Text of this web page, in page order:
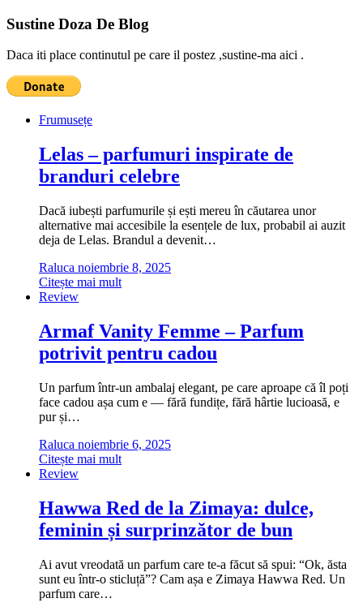
Sustine Doza De Blog
Daca iti place continutul pe care il postez ,sustine-ma aici .
Frumusețe
Lelas – parfumuri inspirate de
branduri celebre
Dacă iubești parfumurile și ești mereu în căutarea unor
alternative mai accesibile la esențele de lux, probabil ai auzit
deja de Lelas. Brandul a devenit…
Raluca noiembrie 8, 2025
Citește mai mult
Review
Armaf Vanity Femme – Parfum
potrivit pentru cadou
Un parfum într-un ambalaj elegant, pe care aproape că îl poți
face cadou așa cum e — fără fundițe, fără hârtie lucioasă, e
pur și…
Raluca noiembrie 6, 2025
Citește mai mult
Review
Hawwa Red de la Zimaya: dulce,
feminin și surprinzător de bun
Ai avut vreodată un parfum care te-a făcut să spui: “Ok, ăsta
sunt eu într-o sticluță”? Cam așa e Zimaya Hawwa Red. Un
parfum care…